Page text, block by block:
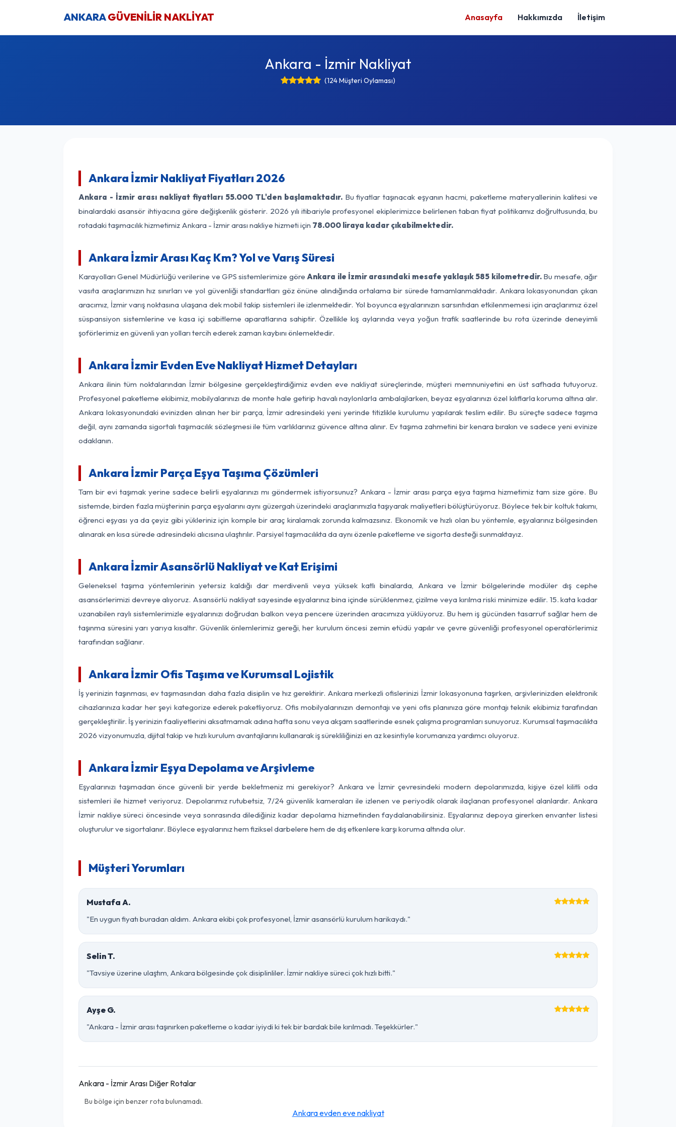
ANKARAGÜVENİLİR NAKLİYAT Anasayfa Hakkımızda İletişim
Ankara - İzmir Nakliyat
(124 Müşteri Oylaması)
Ankara İzmir Nakliyat Fiyatları 2026
Ankara - İzmir arası nakliyat fiyatları 55.000 TL'den başlamaktadır.Bu fiyatlar taşınacak eşyanın hacmi, paketleme materyallerinin kalitesi ve
binalardaki asansör ihtiyacına göre değişkenlik gösterir. 2026 yılı itibariyle profesyonel ekiplerimizce belirlenen taban fiyat politikamız doğrultusunda, bu
rotadaki taşımacılık hizmetimiz Ankara - İzmir arası nakliye hizmeti için 78.000 liraya kadar çıkabilmektedir.
Ankara İzmir Arası Kaç Km? Yol ve Varış Süresi
Karayolları Genel Müdürlüğü verilerine ve GPS sistemlerimize göreAnkara ile İzmir arasındaki mesafe yaklaşık 585 kilometredir.Bu mesafe, ağır
vasıta araçlarımızın hız sınırları ve yol güvenliği standartları göz önüne alındığında ortalama bir sürede tamamlanmaktadır. Ankara lokasyonundan çıkan
aracımız, İzmir varış noktasına ulaşana dek mobil takip sistemleri ile izlenmektedir. Yol boyunca eşyalarınızın sarsıntıdan etkilenmemesi için araçlarımız özel
süspansiyon sistemlerine ve kasa içi sabitleme aparatlarına sahiptir. Özellikle kış aylarında veya yoğun trafik saatlerinde bu rota üzerinde deneyimli
şoförlerimiz en güvenli yan yolları tercih ederek zaman kaybını önlemektedir.
Ankara İzmir Evden Eve Nakliyat Hizmet Detayları
Ankara ilinin tüm noktalarından İzmir bölgesine gerçekleştirdiğimiz evden eve nakliyat süreçlerinde, müşteri memnuniyetini en üst safhada tutuyoruz.
Profesyonel paketleme ekibimiz, mobilyalarınızı de monte hale getirip havalı naylonlarla ambalajlarken, beyaz eşyalarınızı özel kılıflarla koruma altına alır.
Ankara lokasyonundaki evinizden alınan her bir parça, İzmir adresindeki yeni yerinde titizlikle kurulumu yapılarak teslim edilir. Bu süreçte sadece taşıma
değil, aynı zamanda sigortalı taşımacılık sözleşmesi ile tüm varlıklarınız güvence altına alınır. Ev taşıma zahmetini bir kenara bırakın ve sadece yeni evinize
odaklanın.
Ankara İzmir Parça Eşya Taşıma Çözümleri
Tam bir evi taşımak yerine sadece belirli eşyalarınızı mı göndermek istiyorsunuz? Ankara - İzmir arası parça eşya taşıma hizmetimiz tam size göre. Bu
sistemde, birden fazla müşterinin parça eşyalarını aynı güzergah üzerindeki araçlarımızla taşıyarak maliyetleri bölüştürüyoruz. Böylece tek bir koltuk takımı,
öğrenci eşyası ya da çeyiz gibi yükleriniz için komple bir araç kiralamak zorunda kalmazsınız. Ekonomik ve hızlı olan bu yöntemle, eşyalarınız bölgesinden
alınarak en kısa sürede adresindeki alıcısına ulaştırılır. Parsiyel taşımacılıkta da aynı özenle paketleme ve sigorta desteği sunmaktayız.
Ankara İzmir Asansörlü Nakliyat ve Kat Erişimi
Geleneksel taşıma yöntemlerinin yetersiz kaldığı dar merdivenli veya yüksek katlı binalarda, Ankara ve İzmir bölgelerinde modüler dış cephe
asansörlerimizi devreye alıyoruz. Asansörlü nakliyat sayesinde eşyalarınız bina içinde sürüklenmez, çizilme veya kırılma riski minimize edilir. 15. kata kadar
uzanabilen raylı sistemlerimizle eşyalarınızı doğrudan balkon veya pencere üzerinden aracımıza yüklüyoruz. Bu hem iş gücünden tasarruf sağlar hem de
taşınma süresini yarı yarıya kısaltır. Güvenlik önlemlerimiz gereği, her kurulum öncesi zemin etüdü yapılır ve çevre güvenliği profesyonel operatörlerimiz
tarafından sağlanır.
Ankara İzmir Ofis Taşıma ve Kurumsal Lojistik
İş yerinizin taşınması, ev taşımasından daha fazla disiplin ve hız gerektirir. Ankara merkezli ofislerinizi İzmir lokasyonuna taşırken, arşivlerinizden elektronik
cihazlarınıza kadar her şeyi kategorize ederek paketliyoruz. Ofis mobilyalarınızın demontajı ve yeni ofis planınıza göre montajı teknik ekibimiz tarafından
gerçekleştirilir. İş yerinizin faaliyetlerini aksatmamak adına hafta sonu veya akşam saatlerinde esnek çalışma programları sunuyoruz. Kurumsal taşımacılıkta
2026 vizyonumuzla, dijital takip ve hızlı kurulum avantajlarını kullanarak iş sürekliliğinizi en az kesintiyle korumanıza yardımcı oluyoruz.
Ankara İzmir Eşya Depolama ve Arşivleme
Eşyalarınızı taşımadan önce güvenli bir yerde bekletmeniz mi gerekiyor? Ankara ve İzmir çevresindeki modern depolarımızda, kişiye özel kilitli oda
sistemleri ile hizmet veriyoruz. Depolarımız rutubetsiz, 7/24 güvenlik kameraları ile izlenen ve periyodik olarak ilaçlanan profesyonel alanlardır. Ankara
İzmir nakliye süreci öncesinde veya sonrasında dilediğiniz kadar depolama hizmetinden faydalanabilirsiniz. Eşyalarınız depoya girerken envanter listesi
oluşturulur ve sigortalanır. Böylece eşyalarınız hem fiziksel darbelere hem de dış etkenlere karşı koruma altında olur.
Müşteri Yorumları
Mustafa A.
"En uygun fiyatı buradan aldım. Ankara ekibi çok profesyonel, İzmir asansörlü kurulum harikaydı."
Selin T.
"Tavsiye üzerine ulaştım, Ankara bölgesinde çok disiplinliler. İzmir nakliye süreci çok hızlı bitti."
Ayşe G.
"Ankara - İzmir arası taşınırken paketleme o kadar iyiydi ki tek bir bardak bile kırılmadı. Teşekkürler."
Ankara - İzmir Arası Diğer Rotalar
Bu bölge için benzer rota bulunamadı.
Ankara evden eve nakliyat